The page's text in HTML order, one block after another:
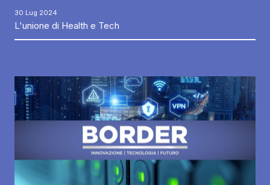
30 Lug 2024
L'unione di Health e Tech